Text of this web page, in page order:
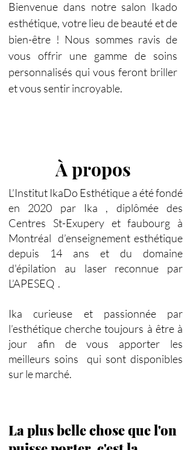
Bienvenue dans notre salon Ikado
esthétique, votre lieu de beauté et de
bien-être ! Nous sommes ravis de
vous offrir une gamme de soins
personnalisés qui vous feront briller
et vous sentir incroyable.
À propos
L’Institut IkaDo Esthétique a été fondé
en 2020 par Ika , diplômée des
Centres St-Exupery et faubourg à
Montréal d’enseignement esthétique
depuis 14 ans et du domaine
d'épilation au laser reconnue par
L’APESEQ .
Ika curieuse et passionnée par
l’esthétique cherche toujours à être à
jour afin de vous apporter les
meilleurs soins qui sont disponibles
sur le marché.
La plus belle chose que l'on